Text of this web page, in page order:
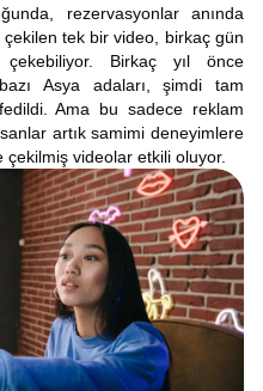
rezervasyonlar anında
tek bir video, birkaç gün
Birkaç yıl önce
Asya adaları, şimdi tam
Ama bu sadece reklam
artık samimi deneyimlere
çekilmiş videolar etkili oluyor.